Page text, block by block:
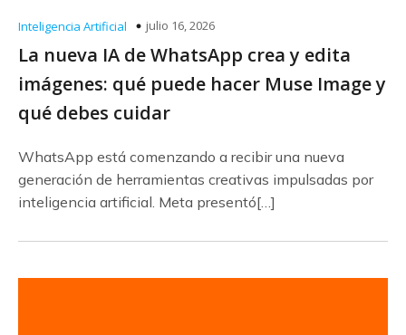
Inteligencia Artificial julio 16, 2026
La nueva IA de WhatsApp crea y edita
imágenes: qué puede hacer Muse Image y
qué debes cuidar
WhatsApp está comenzando a recibir una nueva
generación de herramientas creativas impulsadas por
inteligencia artificial. Meta presentó[…]